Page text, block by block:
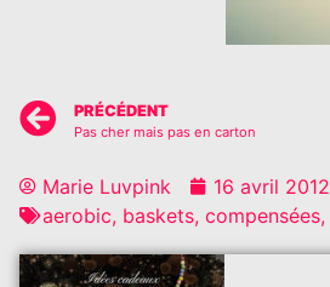
PRÉCÉDENT
Pas cher mais pas en carton
Marie Luvpink 16 avril 2012
aerobic, baskets, compensées,